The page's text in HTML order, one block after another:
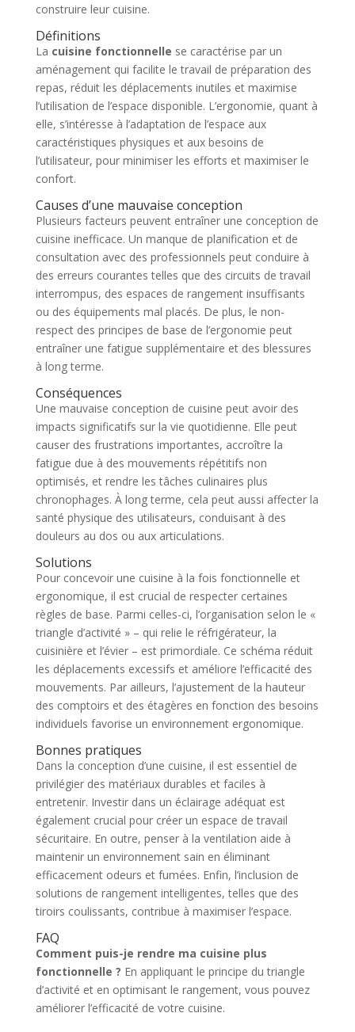
construire leur cuisine.
Définitions
La cuisine fonctionnelle se caractérise par un
aménagement qui facilite le travail de préparation des
repas, réduit les déplacements inutiles et maximise
l’utilisation de l’espace disponible. L’ergonomie, quant à
elle, s’intéresse à l’adaptation de l’espace aux
caractéristiques physiques et aux besoins de
l’utilisateur, pour minimiser les efforts et maximiser le
confort.
Causes d’une mauvaise conception
Plusieurs facteurs peuvent entraîner une conception de
cuisine inefficace. Un manque de planification et de
consultation avec des professionnels peut conduire à
des erreurs courantes telles que des circuits de travail
interrompus, des espaces de rangement insuffisants
ou des équipements mal placés. De plus, le non-
respect des principes de base de l’ergonomie peut
entraîner une fatigue supplémentaire et des blessures
à long terme.
Conséquences
Une mauvaise conception de cuisine peut avoir des
impacts significatifs sur la vie quotidienne. Elle peut
causer des frustrations importantes, accroître la
fatigue due à des mouvements répétitifs non
optimisés, et rendre les tâches culinaires plus
chronophages. À long terme, cela peut aussi affecter la
santé physique des utilisateurs, conduisant à des
douleurs au dos ou aux articulations.
Solutions
Pour concevoir une cuisine à la fois fonctionnelle et
ergonomique, il est crucial de respecter certaines
règles de base. Parmi celles-ci, l’organisation selon le «
triangle d’activité » – qui relie le réfrigérateur, la
cuisinière et l’évier – est primordiale. Ce schéma réduit
les déplacements excessifs et améliore l’efficacité des
mouvements. Par ailleurs, l’ajustement de la hauteur
des comptoirs et des étagères en fonction des besoins
individuels favorise un environnement ergonomique.
Bonnes pratiques
Dans la conception d’une cuisine, il est essentiel de
privilégier des matériaux durables et faciles à
entretenir. Investir dans un éclairage adéquat est
également crucial pour créer un espace de travail
sécuritaire. En outre, penser à la ventilation aide à
maintenir un environnement sain en éliminant
efficacement odeurs et fumées. Enfin, l’inclusion de
solutions de rangement intelligentes, telles que des
tiroirs coulissants, contribue à maximiser l’espace.
FAQ
Comment puis-je rendre ma cuisine plus
fonctionnelle ? En appliquant le principe du triangle
d’activité et en optimisant le rangement, vous pouvez
améliorer l’efficacité de votre cuisine.